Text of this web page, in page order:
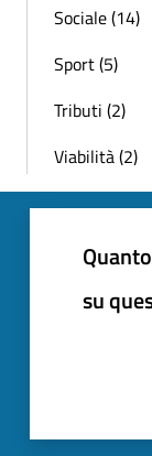
Sociale (14)
Sport (5)
Tributi (2)
Viabilità (2)
su